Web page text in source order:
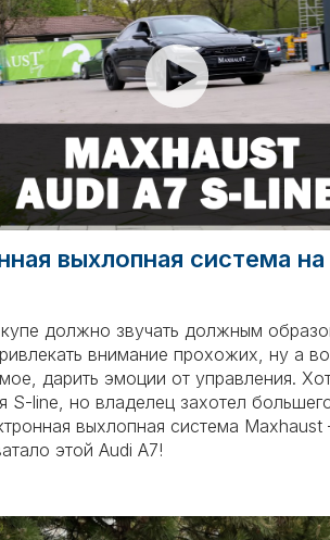
выхлопная система
должно звучать должным
внимание прохожих, ну а
дарить эмоции от управления.
S-line, но владелец захотел
выхлопная система Maxhaust
этой Audi A7!